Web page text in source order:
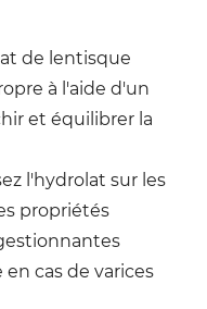
de lentisque
à l'aide d'un
et équilibrer la
l'hydrolat sur les
propriétés
cas de varices